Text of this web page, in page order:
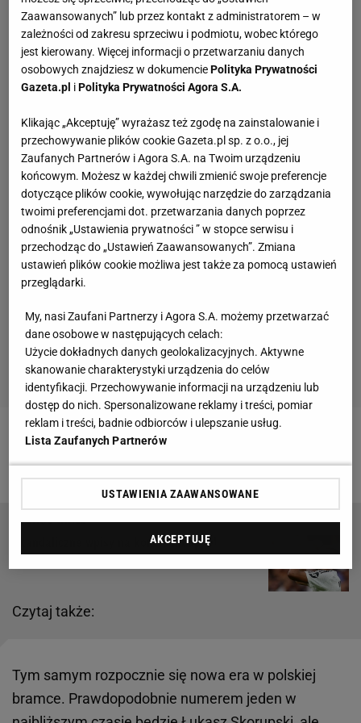
Zobacz wideoWesley Sneijder wybrał!
Lewandowski czy van Nistelrooy?
Czytaj także:
Skandaliczne wpisy na koncie Mbappe!
Prawda szybko wyszła na jaw
Tym samym rozpocznie się nowa era w polskiej
bramce. Prawdopodobnie numerem jeden w
Zaawansowanych” lub przez kontakt z administratorem – w
zależności od zakresu sprzeciwu i podmiotu, wobec którego
jest kierowany. Więcej informacji o przetwarzaniu danych
osobowych znajdziesz w dokumenciePolityka Prywatności
Gazeta.pl iPolityka Prywatności Agora S.A.
Klikając „Akceptuję” wyrażasz też zgodę na zainstalowanie i
przechowywanie plików cookie Gazeta.pl sp. z o.o., jej
Zaufanych Partnerów i Agora S.A. na Twoim urządzeniu
końcowym. Możesz w każdej chwili zmienić swoje preferencje
dotyczące plików cookie, wywołując narzędzie do zarządzania
twoimi preferencjami dot. przetwarzania danych poprzez
odnośnik „Ustawienia prywatności ” w stopce serwisu i
przechodząc do „Ustawień Zaawansowanych”. Zmiana
ustawień plików cookie możliwa jest także za pomocą ustawień
przeglądarki.
My, nasi Zaufani Partnerzy i Agora S.A. możemy przetwarzać
dane osobowe w następujących celach:
Użycie dokładnych danych geolokalizacyjnych. Aktywne
skanowanie charakterystyki urządzenia do celów
identyfikacji. Przechowywanie informacji na urządzeniu lub
dostęp do nich. Spersonalizowane reklamy i treści, pomiar
reklam i treści, badnie odbiorców i ulepszanie usług.
Lista Zaufanych Partnerów
USTAWIENIA ZAAWANSOWANE
AKCEPTUJĘ